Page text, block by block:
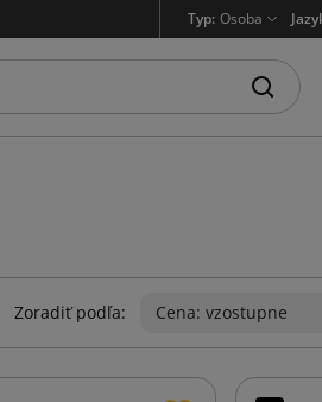
Typ: Osoba
Zoradiť podľa: Cena: vzostupne